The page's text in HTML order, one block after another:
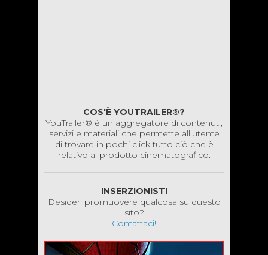
COS'È YOUTRAILER®?
YouTrailer® è un aggregatore di contenuti,
servizi e materiali che permette all'utente
di trovare in pochi click tutto ciò che è
relativo al prodotto cinematografico.
INSERZIONISTI
Desideri promuovere qualcosa su questo
sito?
Contattaci!